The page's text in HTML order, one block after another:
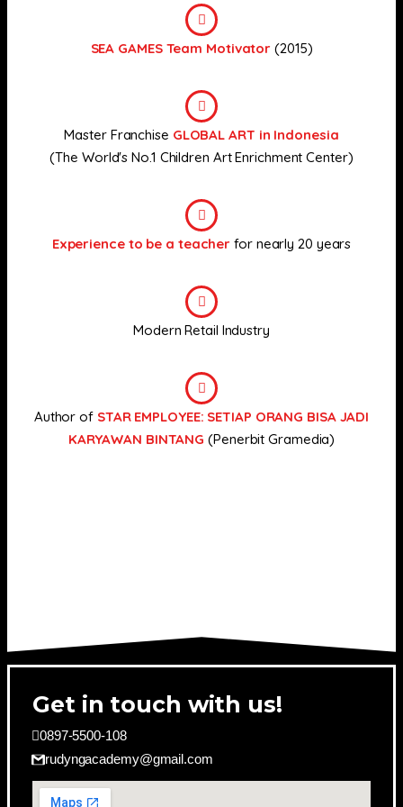
SEA GAMES Team Motivator (2015)
Master Franchise GLOBAL ART in Indonesia
(The World's No.1 Children Art Enrichment Center)
Experience to be a teacher for nearly 20 years
Modern Retail Industry
Author of STAR EMPLOYEE: SETIAP ORANG BISA JADI
KARYAWAN BINTANG (Penerbit Gramedia)
Get in touch with us!
0897-5500-108
rudyngacademy@gmail.com